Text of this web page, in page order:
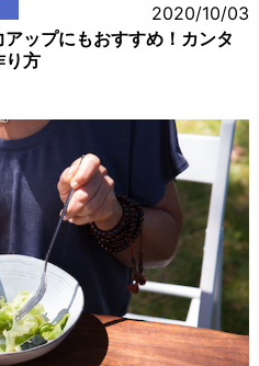
2020/10/03
アップにもおすすめ！カンタ
り方